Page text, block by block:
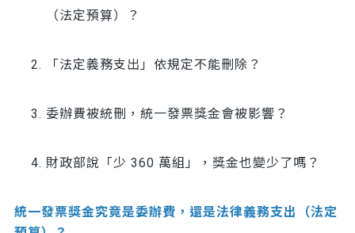
（法定預算）？
「法定義務支出」依規定不能刪除？
委辦費被統刪，統一發票獎金會被影響？
財政部說「少 360 萬組」，獎金也變少了嗎？
統一發票獎金究竟是委辦費，還是法律義務支出（法定